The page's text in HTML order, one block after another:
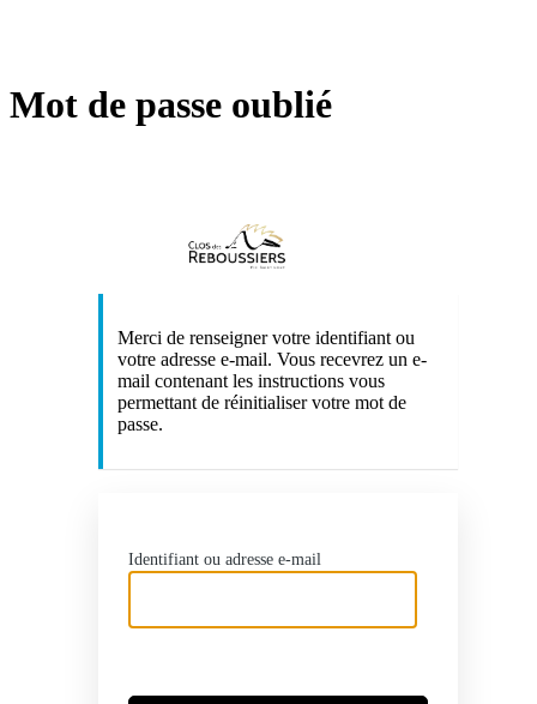
Mot de passe oublié
Merci de renseigner votre identifiant ou
votre adresse e-mail. Vous recevrez un e-
mail contenant les instructions vous
permettant de réinitialiser votre mot de
passe.
Identifiant ou adresse e-mail